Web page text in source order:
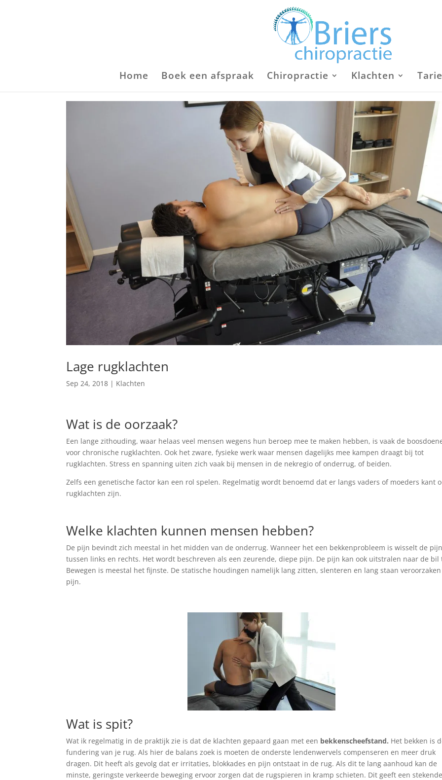
Home Boek een afspraak Chiropractie Klachten
Lage rugklachten
Sep 24, 2018 | Klachten
Wat is de oorzaak?
Een lange zithouding, waar helaas veel mensen wegens hun beroep mee te maken hebben, is vaak de
voor chronische rugklachten. Ook het zware, fysieke werk waar mensen dagelijks mee kampen draagt bij tot
rugklachten. Stress en spanning uiten zich vaak bij mensen in de nekregio of onderrug, of beiden.
Zelfs een genetische factor kan een rol spelen. Regelmatig wordt benoemd dat er langs vaders of moeders kant
rugklachten zijn.
Welke klachten kunnen mensen hebben?
De pijn bevindt zich meestal in het midden van de onderrug. Wanneer het een bekkenprobleem is wisselt de
tussen links en rechts. Het wordt beschreven als een zeurende, diepe pijn. De pijn kan ook uitstralen naar de bil
Bewegen is meestal het fijnste. De statische houdingen namelijk lang zitten, slenteren en lang staan veroorzaken
pijn.
Wat is spit?
Wat ik regelmatig in de praktijk zie is dat de klachten gepaard gaan met een bekkenscheefstand. Het bekken is
fundering van je rug. Als hier de balans zoek is moeten de onderste lendenwervels compenseren en meer druk
dragen. Dit heeft als gevolg dat er irritaties, blokkades en pijn ontstaat in de rug. Als dit te lang aanhoud kan de
minste, geringste verkeerde beweging ervoor zorgen dat de rugspieren in kramp schieten. Dit geeft een